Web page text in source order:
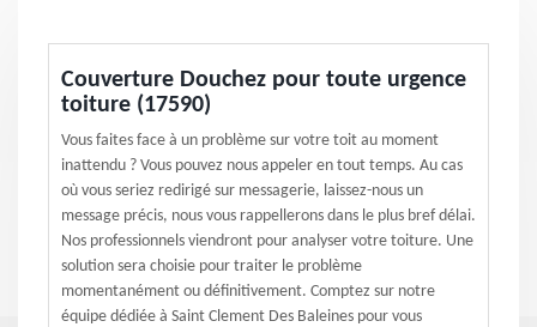
Couverture Douchez pour toute urgence
toiture (17590)
Vous faites face à un problème sur votre toit au moment
inattendu ? Vous pouvez nous appeler en tout temps. Au cas
où vous seriez redirigé sur messagerie, laissez-nous un
message précis, nous vous rappellerons dans le plus bref délai.
Nos professionnels viendront pour analyser votre toiture. Une
solution sera choisie pour traiter le problème
momentanément ou définitivement. Comptez sur notre
équipe dédiée à Saint Clement Des Baleines pour vous